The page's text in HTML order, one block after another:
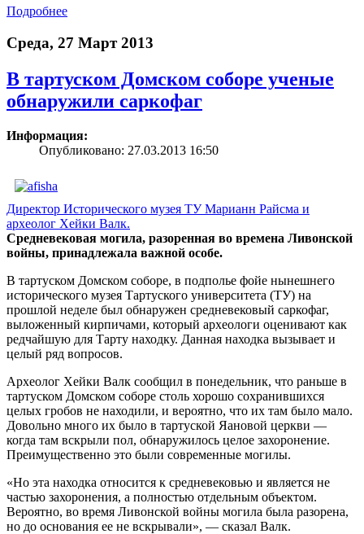
Подробнее
Среда, 27 Март 2013
В тартуском Домском соборе ученые
обнаружили саркофаг
Информация:
Опубликовано: 27.03.2013 16:50
Директор Исторического музея ТУ Марианн Райсма и
археолог Хейки Валк.
Средневековая могила, разоренная во времена Ливонской
войны, принадлежала важной особе.
В тартуском Домском соборе, в подполье фойе нынешнего
исторического музея Тартуского университета (ТУ) на
прошлой неделе был обнаружен средневековый саркофаг,
выложенный кирпичами, который археологи оценивают как
редчайшую для Тарту находку. Данная находка вызывает и
целый ряд вопросов.
Археолог Хейки Валк сообщил в понедельник, что раньше в
тартуском Домском соборе столь хорошо сохранившихся
целых гробов не находили, и вероятно, что их там было мало.
Довольно много их было в тартуской Яановой церкви —
когда там вскрыли пол, обнаружилось целое захоронение.
Преимущественно это были современные могилы.
«Но эта находка относится к средневековью и является не
частью захоронения, а полностью отдельным объектом.
Вероятно, во время Ливонской войны могила была разорена,
но до основания ее не вскрывали», — сказал Валк.